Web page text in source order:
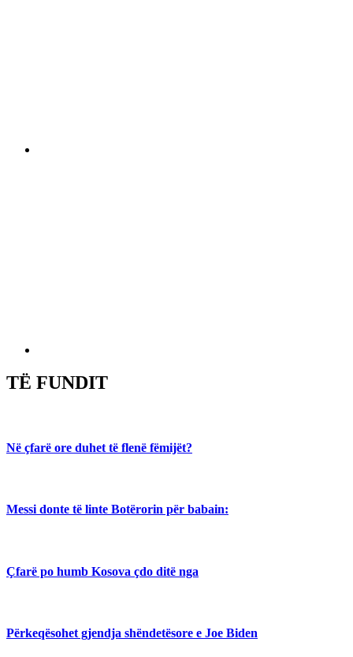
TË FUNDIT
Në çfarë ore duhet të flenë fëmijët?
Messi donte të linte Botërorin për babain:
Çfarë po humb Kosova çdo ditë nga
Përkeqësohet gjendja shëndetësore e Joe Biden